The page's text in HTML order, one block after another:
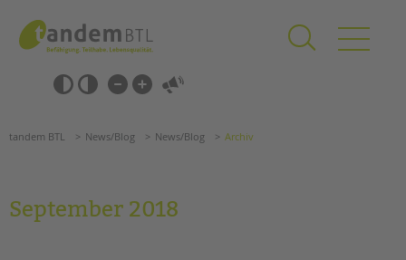
springen
Barrierefrei-
Einstellungen
überspringen
überspringen
Grundschulen
tandem BTL News/Blog News/Blog Archiv
September 2018